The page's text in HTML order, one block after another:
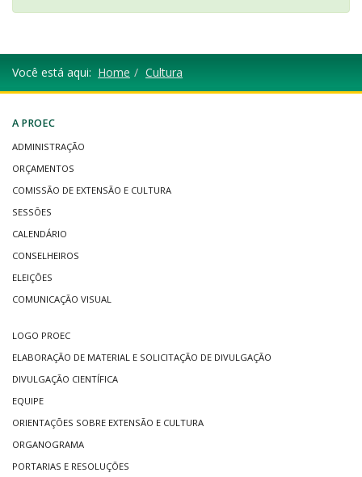
Você está aqui: Home Cultura
A PROEC
ADMINISTRAÇÃO
ORÇAMENTOS
COMISSÃO DE EXTENSÃO E CULTURA
SESSÕES
CALENDÁRIO
CONSELHEIROS
ELEIÇÕES
COMUNICAÇÃO VISUAL
LOGO PROEC
ELABORAÇÃO DE MATERIAL E SOLICITAÇÃO DE DIVULGAÇÃO
DIVULGAÇÃO CIENTÍFICA
EQUIPE
ORIENTAÇÕES SOBRE EXTENSÃO E CULTURA
ORGANOGRAMA
PORTARIAS E RESOLUÇÕES